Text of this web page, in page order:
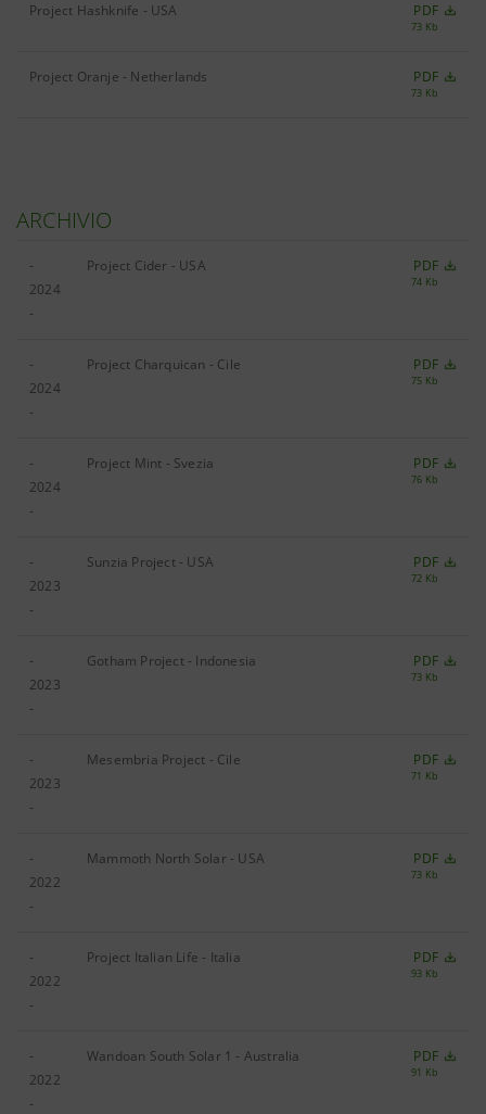
Project Hashknife - USA PDF
73 Kb
Project Oranje - Netherlands PDF
73 Kb
ARCHIVIO
-
2024
-
Project Cider - USA PDF
74 Kb
-
2024
-
Project Charquican - Cile PDF
75 Kb
-
2024
-
Project Mint - Svezia PDF
76 Kb
-
2023
-
Sunzia Project - USA PDF
72 Kb
-
2023
-
Gotham Project - Indonesia PDF
73 Kb
-
2023
-
Mesembria Project - Cile PDF
71 Kb
-
2022
-
Mammoth North Solar - USA PDF
73 Kb
-
2022
-
Project Italian Life - Italia PDF
93 Kb
-
2022
-
Wandoan South Solar 1 - Australia PDF
91 Kb